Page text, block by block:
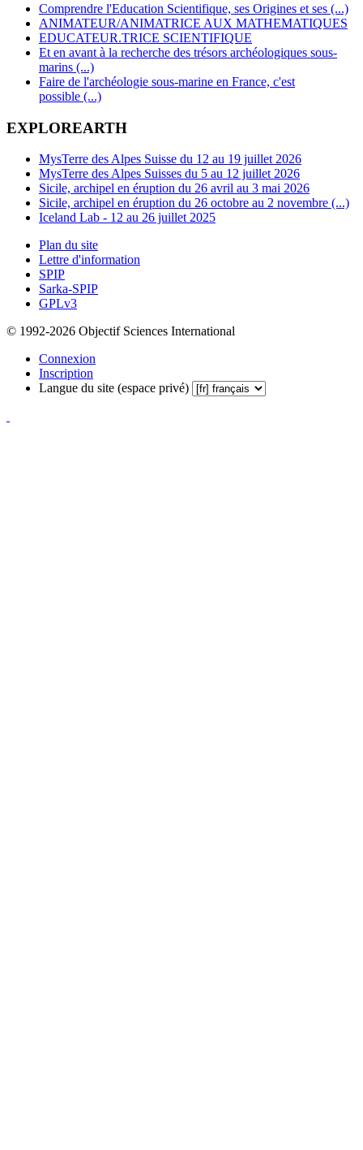
Comprendre l'Education Scientifique, ses Origines et ses (...)
ANIMATEUR/ANIMATRICE AUX MATHEMATIQUES
EDUCATEUR.TRICE SCIENTIFIQUE
Et en avant à la recherche des trésors archéologiques sous-
marins (...)
Faire de l'archéologie sous-marine en France, c'est
possible (...)
EXPLOREARTH
MysTerre des Alpes Suisse du 12 au 19 juillet 2026
MysTerre des Alpes Suisses du 5 au 12 juillet 2026
Sicile, archipel en éruption du 26 avril au 3 mai 2026
Sicile, archipel en éruption du 26 octobre au 2 novembre (...)
Iceland Lab - 12 au 26 juillet 2025
Plan du site
Lettre d'information
SPIP
Sarka-SPIP
GPLv3
© 1992-2026 Objectif Sciences International
Connexion
Inscription
Langue du site (espace privé)